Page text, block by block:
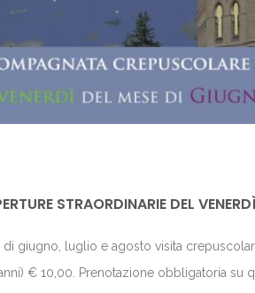
STRAORDINARIE DEL
di giugno, luglio e agosto visita
€ 10,00. Prenotazione obbligatoria su